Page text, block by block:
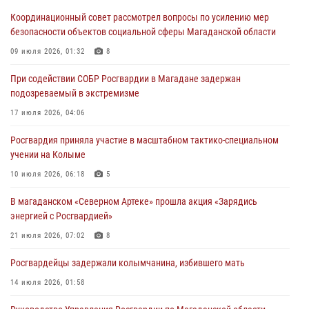
17 июля 2026, 04:06
«Каникулы с Росгвардией» продолжаются на Колыме
Начальник Главного штаба – первый заместитель директора
Росгвардии Герой России генерал-полковник Сергей Бойко
15 июля 2026, 06:21
Кинологический тандем из Магадана завоевал бронзу на
Координационный совет рассмотрел вопросы по усилению мер
безопасности объектов социальной сферы Магаданской области
09 июля 2026, 01:32 8
При содействии СОБР Росгвардии в Магадане задержан
подозреваемый в экстремизме
17 июля 2026, 04:06
Росгвардия приняла участие в масштабном тактико-специальном
учении на Колыме
10 июля 2026, 06:18 5
В магаданском «Северном Артеке» прошла акция «Зарядись
энергией с Росгвардией»
21 июля 2026, 07:02 8
Росгвардейцы задержали колымчанина, избившего мать
14 июля 2026, 01:58